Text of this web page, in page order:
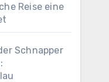
Reise eine
Schnapper